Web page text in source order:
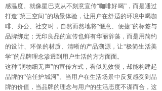
感温度。就像星巴克从不刻意宣传“咖啡好喝”，而是通过
打造“第三空间”的场景体验，让用户在舒适的环境中喝咖
啡、办公、社交时，自然而然地将“惬意、便捷”的标签与
品牌绑定；无印良品的宣传也鲜有华丽辞藻，而是用简约
的设计、环保的材质、清晰的产品溯源，让“极简生活美
学”的品牌理念渗透到用户生活的方方面面。
这种“润物细无声”的宣传方式，看似见效慢，却能构建起
品牌的“信任护城河”。当用户在生活场景中反复感受到品
牌的价值，当品牌的理念与用户的生活态度不谋而合，这